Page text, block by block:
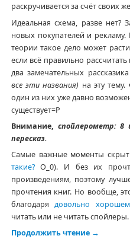
раскручивается за счёт своих
Идеальная схема, разве нет?
новых покупателей и
теории такое дело может
если всё правильно
два замечательных рассказика
все эти названия) на эту тему.
один из них уже давно
существует=Р
Внимание, спойлерометр: 8
пересказ.
Самые важные моменты
такие?О_0). И без их
произведениям, поэтому
прочтения книг. Но вообще,
благодарядовольно
читать или не читать спойлеры.
Продолжить чтение →